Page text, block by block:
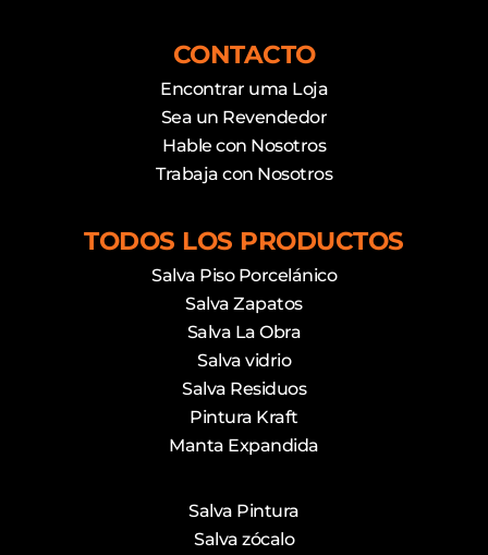
CONTACTO
Encontrar uma Loja
Sea un Revendedor
Hable con Nosotros
Trabaja con Nosotros
TODOS LOS PRODUCTOS
Salva Piso Porcelánico
Salva Zapatos
Salva La Obra
Salva vidrio
Salva Residuos
Pintura Kraft
Manta Expandida
Salva Pintura
Salva zócalo